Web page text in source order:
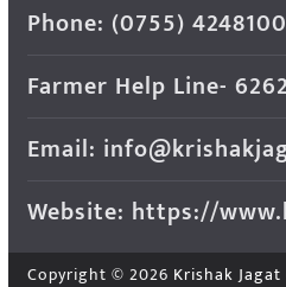
Phone: (0755) 4248100
Farmer Help Line-
Email:
Website: https://
Copyright © 2026 Krishak